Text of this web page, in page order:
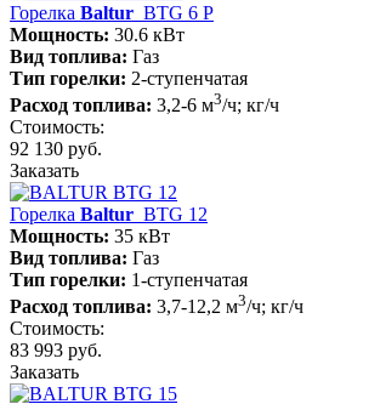
Горелка Baltur BTG 6 P
Мощность: 30.6 кВт
Вид топлива: Газ
Тип горелки: 2-ступенчатая
Расход топлива: 3,2-6 м3/ч; кг/ч
Стоимость:
92 130 руб.
Заказать
Горелка Baltur BTG 12
Мощность: 35 кВт
Вид топлива: Газ
Тип горелки: 1-ступенчатая
Расход топлива: 3,7-12,2 м3/ч; кг/ч
Стоимость:
83 993 руб.
Заказать